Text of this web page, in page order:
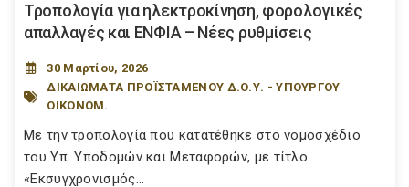
Τροπολογία για ηλεκτροκίνηση, φορολογικές
απαλλαγές και ΕΝΦΙΑ – Νέες ρυθμίσεις
30 Μαρτίου, 2026
ΔΙΚΑΙΩΜΑΤΑ ΠΡΟΪΣΤΑΜΕΝΟΥ Δ.Ο.Υ. - ΥΠΟΥΡΓΟΥ
ΟΙΚΟΝΟΜ.
Με την τροπολογία που κατατέθηκε στο νομοσχέδιο
του Υπ. Υποδομών και Μεταφορών, με τίτλο
«Εκσυγχρονισμός...